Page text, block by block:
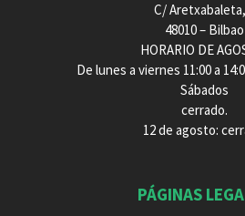
C/
48010 – Bilbao
HORARIO DE
De lunes a viernes 11:00 a
Sábados
cerrado.
12 de agosto:
PÁGINAS